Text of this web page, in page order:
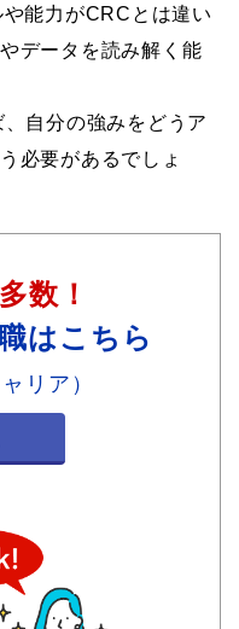
能力がCRCとは違い
データを読み解く能
自分の強みをどうア
必要があるでしょ
数！
はこちら
リア）